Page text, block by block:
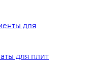
для
для плит